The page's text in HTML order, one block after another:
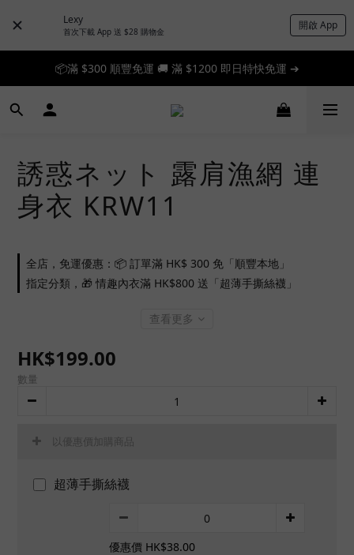
Lexy
首次下載 App 送 $28 購物金 開啟 App
📦滿 $300 順豐免運 🚚 滿 $1200 即日特快免運 ➔
📦滿 $300 順豐免運 🚚 滿 $1200 即日特快免運 ➔
🎉 新人首單享 88 折，快來領券加入！➔
誘惑ネット 露肩漁網 連
身衣 KRW11
全店，免運優惠：📦 訂單滿 HK$ 300 免「順豐本地」
指定分類，🎁 情趣內衣滿 HK$800 送「超薄手撕絲襪」
查看更多
HK$199.00
數量
以優惠價加購商品
超薄手撕絲襪
優惠價 HK$38.00